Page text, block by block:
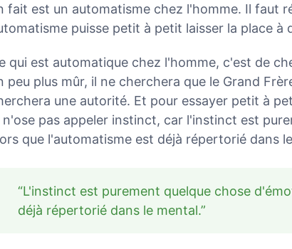
fait est un automatisme chez l'homme. Il faut
puisse petit à petit laisser la place à
qui est automatique chez l'homme, c'est de
peu plus mûr, il ne cherchera que le Grand
une autorité. Et pour essayer petit à
n'ose pas appeler instinct, car l'instinct est
que l'automatisme est déjà répertorié dans
“L'instinct est purement quelque chose
déjà répertorié dans le mental.”